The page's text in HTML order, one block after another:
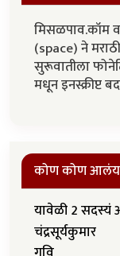
मिसळपाव.कॉम
(space) ने
सुरूवातीला
मधून इनस्क्रीप्ट
कोण कोण
यावेळी 2
चंद्रसूर्यकुमार